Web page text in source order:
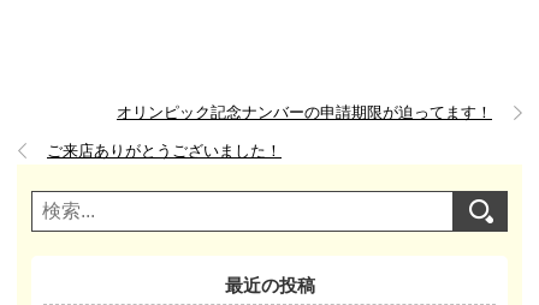
オリンピック記念ナンバーの申請期限が迫ってます！
ご来店ありがとうございました！
最近の投稿